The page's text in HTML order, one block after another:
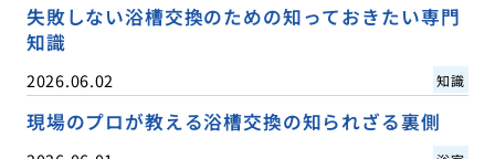
失敗しない浴槽交換のための知っておきたい専門
知識
2026.06.02 知識
現場のプロが教える浴槽交換の知られざる裏側